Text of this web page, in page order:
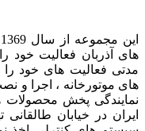
های آذربان فعالیت خود
مدتی فعالیت های خود را
نمایندگی پخش محصولات
ایران در خیابان